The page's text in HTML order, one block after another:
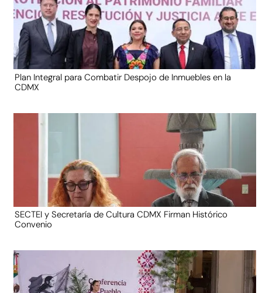
Plan Integral para Combatir Despojo de Inmuebles en la
CDMX
SECTEI y Secretaría de Cultura CDMX Firman Histórico
Convenio